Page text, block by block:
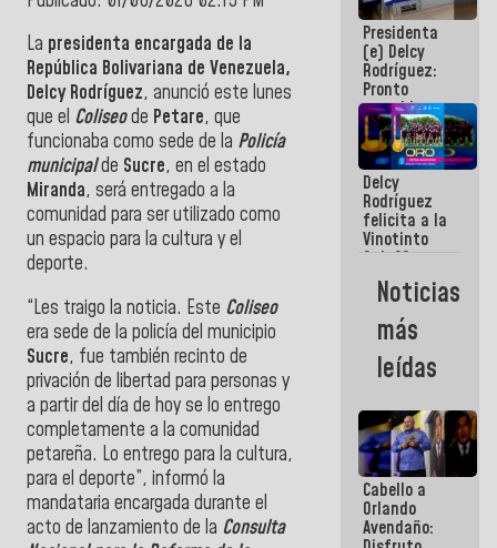
La presidenta encargada de la
República Bolivariana de Venezuela,
Delcy Rodríguez, anunció este lunes
que el Coliseode Petare, que
funcionaba como sede de la Policía
municipalde Sucre, en el estado
Miranda, será entregado a la
comunidad para ser utilizado como
un espacio para la cultura y el
deporte.
“Les traigo la noticia. Este Coliseo
era sede de la policía del municipio
Sucre, fue también recinto de
privación de libertad para personas y
a partir del día de hoy se lo entrego
completamente a la comunidad
petareña. Lo entrego para la cultura,
para el deporte”, informó la
mandataria encargada durante el
acto de lanzamiento de la Consulta
hacer
historia en
los
Centroamericanos
Presidenta
(e) Delcy
Rodríguez:
Pronto
restableceremos
las
operaciones
en el
Aeropuerto
Internacional
de
Maiquetía
Delcy
Rodríguez
felicita a la
Vinotinto
Sub 20
campeona
frente
México Sub
23 en los
Centroamericanos
Noticias
más
leídas
Cabello a
Orlando
Avendaño: